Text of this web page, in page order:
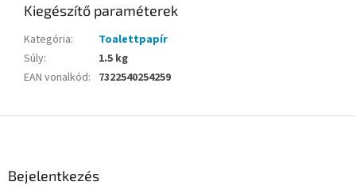
Kiegészítő paraméterek
Kategória:
Toalettpapír
Súly:
1.5 kg
EAN vonalkód: 7322540254259
Bejelentkezés